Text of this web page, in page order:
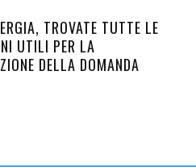
TROVATE TUTTE LE
UTILI PER LA
DELLA DOMANDA